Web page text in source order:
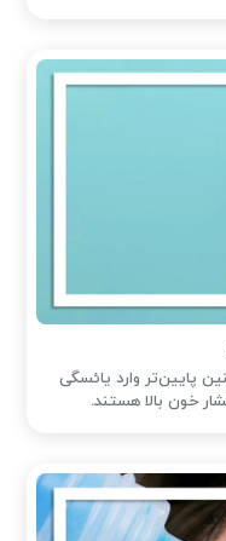
پایین‌تر وارد یائسگی
خون بالا هستند.